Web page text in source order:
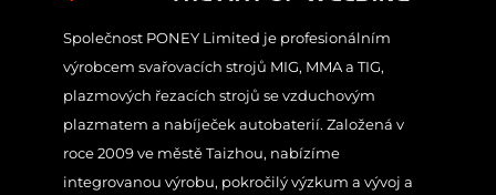
Společnost PONEY Limited je profesionálním
výrobcem svařovacích strojů MIG, MMA a TIG,
plazmových řezacích strojů se vzduchovým
plazmatem a nabíječek autobaterií. Založená v
roce 2009 ve městě Taizhou, nabízíme
integrovanou výrobu, pokročilý výzkum a vývoj a